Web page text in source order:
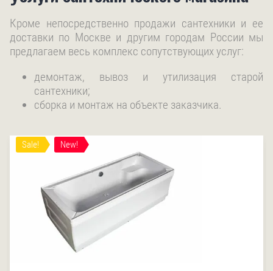
Кроме непосредственно продажи сантехники и ее
доставки по Москве и другим городам России мы
предлагаем весь комплекс сопутствующих услуг:
демонтаж, вывоз и утилизация старой
сантехники;
сборка и монтаж на объекте заказчика.
Sale! New!